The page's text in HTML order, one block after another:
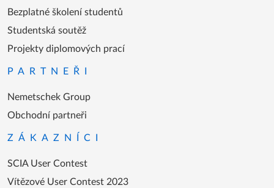
Bezplatné školení studentů
Studentská soutěž
Projekty diplomových prací
PARTNEŘI
Nemetschek Group
Obchodní partneři
ZÁKAZNÍCI
SCIA User Contest
Vítězové User Contest 2023